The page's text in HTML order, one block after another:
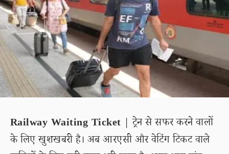
Railway Waiting Ticket | ट्रेन से सफर करने वालों
के लिए खुशखबरी है। अब आरएसी और वेटिंग टिकट वाले